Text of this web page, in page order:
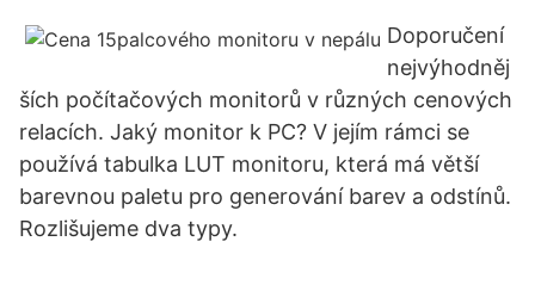
Doporučení
nejvýhodněj
ších počítačových monitorů v různých cenových
relacích. Jaký monitor k PC? V jejím rámci se
používá tabulka LUT monitoru, která má větší
barevnou paletu pro generování barev a odstínů.
Rozlišujeme dva typy.